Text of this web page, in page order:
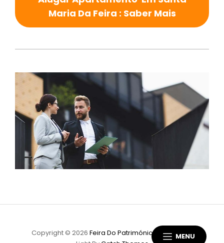
MENU
Maria Da Feira : Saber Mais
Copyright © 2026 Feira Do Património|
Scapeshot